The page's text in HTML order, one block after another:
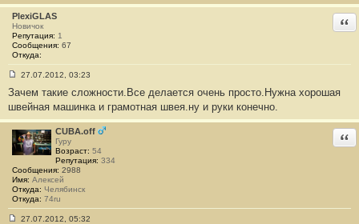
PlexiGLAS
Новичок
Репутация: 1
Сообщения: 67
Откуда:
о
б
щ
е
н
и
#
3
6
27.07.2012, 03:23
Зачем такие сложности.Все делается очень просто.Нужна хорошая
швейная машинка и грамотная швея.ну и руки конечно.
CUBA.off
Гуру
Возраст: 54
Репутация: 334
Сообщения: 2988
Имя: Алексей
Откуда: Челябинск
Откуда: 74ru
27.07.2012, 05:32